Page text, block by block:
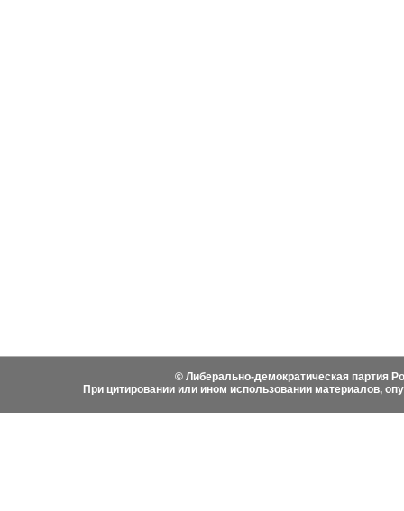
© Либерально-демократическая партия
При цитировании или ином использовании материалов,